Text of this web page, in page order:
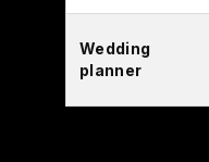
Wedding
planner